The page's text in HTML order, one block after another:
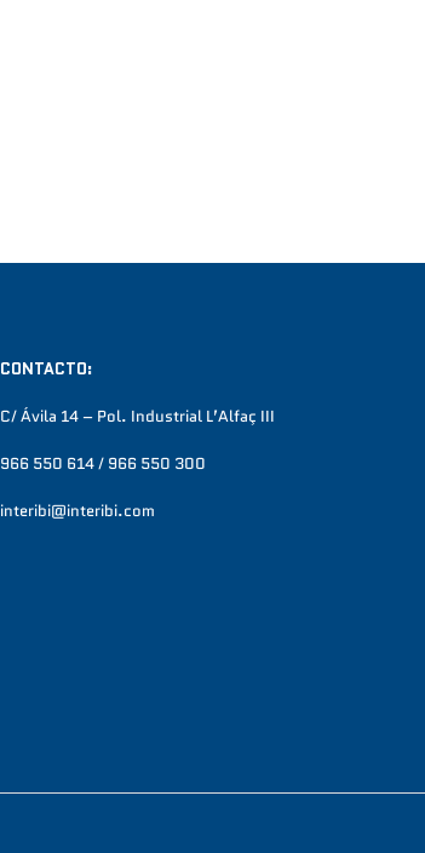
CONTACTO:
C/ Ávila 14 – Pol. Industrial L’Alfaç III
966 550 614 / 966 550 300
interibi@interibi.com